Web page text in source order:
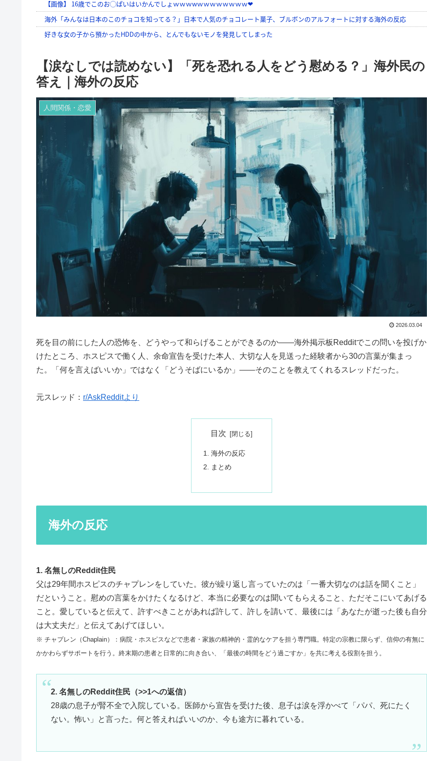
【涙なしでは読めない】「死を恐れる人をどう慰める？」海外民の
答え｜海外の反応
人間関係・恋愛
2026.03.04
死を目の前にした人の恐怖を、どうやって和らげることができるのか——海外掲示板Redditでこの問いを投げか
けたところ、ホスピスで働く人、余命宣告を受けた本人、大切な人を見送った経験者から30の言葉が集まっ
た。「何を言えばいいか」ではなく「どうそばにいるか」——そのことを教えてくれるスレッドだった。
元スレッド： r/AskRedditより
目次
海外の反応
まとめ
海外の反応
1. 名無しのReddit住民
父は29年間ホスピスのチャプレンをしていた。彼が繰り返し言っていたのは「一番大切なのは話を聞くこと」
だということ。慰めの言葉をかけたくなるけど、本当に必要なのは聞いてもらえること、ただそこにいてあげる
こと。愛していると伝えて、許すべきことがあれば許して、許しを請いて、最後には「あなたが逝った後も自分
は大丈夫だ」と伝えてあげてほしい。
※ チャプレン（Chaplain）：病院・ホスピスなどで患者・家族の精神的・霊的なケアを担う専門職。特定の宗教に限らず、信仰の有無に
かかわらずサポートを行う。終末期の患者と日常的に向き合い、「最後の時間をどう過ごすか」を共に考える役割を担う。
2. 名無しのReddit住民（>>1への返信）
28歳の息子が腎不全で入院している。医師から宣告を受けた後、息子は涙を浮かべて「パパ、死にたく
ない。怖い」と言った。何と答えればいいのか、今も途方に暮れている。